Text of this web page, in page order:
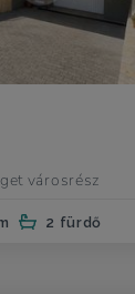
városrész
2 fürdő